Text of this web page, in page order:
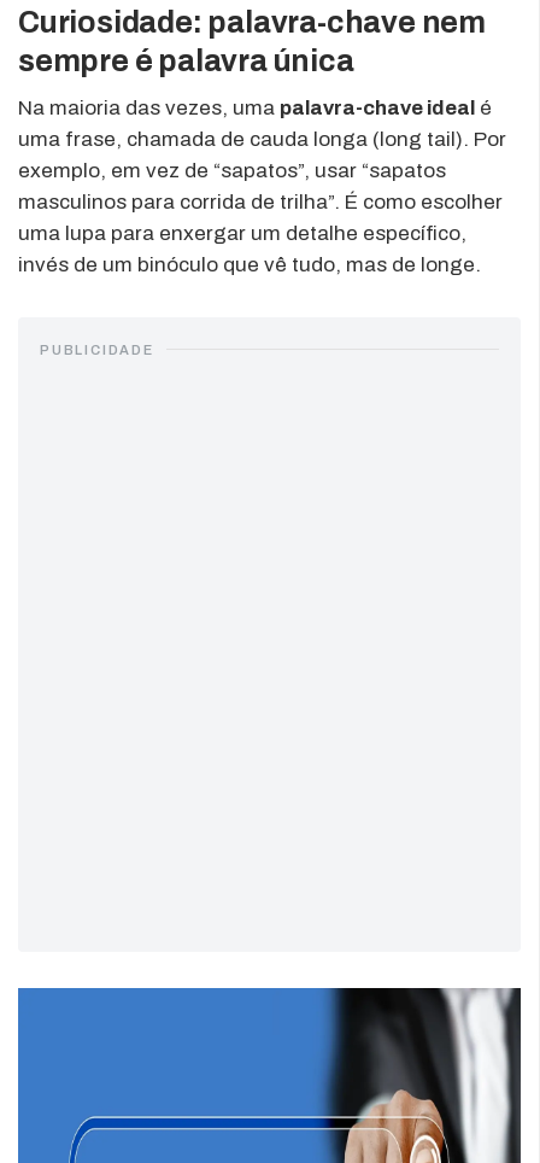
Curiosidade: palavra-chave nem
sempre é palavra única
Na maioria das vezes, uma palavra-chave ideal é
uma frase, chamada de cauda longa (long tail). Por
exemplo, em vez de “sapatos”, usar “sapatos
masculinos para corrida de trilha”. É como escolher
uma lupa para enxergar um detalhe específico,
invés de um binóculo que vê tudo, mas de longe.
PUBLICIDADE